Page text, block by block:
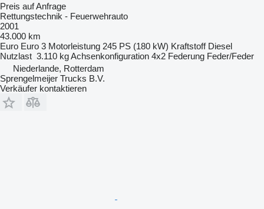
Preis auf Anfrage
Rettungstechnik - Feuerwehrauto
2001
43.000 km
Euro Euro 3 Motorleistung 245 PS (180 kW) Kraftstoff Diesel
Nutzlast 3.110 kgAchsenkonfiguration 4x2 Federung Feder/Feder
Niederlande, Rotterdam
Sprengelmeijer Trucks B.V.
Verkäufer kontaktieren